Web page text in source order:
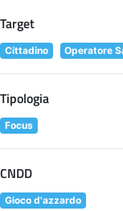
Target
Cittadino Operatore
Tipologia
Focus
CNDD
Gioco d'azzardo